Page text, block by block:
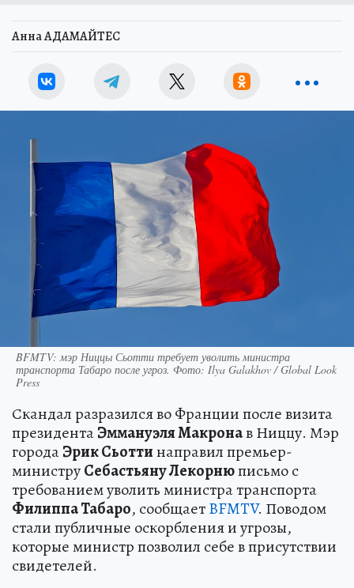
Анна АДАМАЙТЕС
BFMTV: мэр Ниццы Сьотти требует уволить министра
транспорта Табаро после угроз. Фото: Ilya Galakhov / Global Look
Press
Скандал разразился во Франции после визита
президентаЭммануэля Макронав Ниццу. Мэр
городаЭрик Сьоттинаправил премьер-
министруСебастьяну Лекорнюписьмо с
требованием уволить министра транспорта
Филиппа Табаро, сообщаетBFMTV. Поводом
стали публичные оскорбления и угрозы,
которые министр позволил себе в присутствии
свидетелей.